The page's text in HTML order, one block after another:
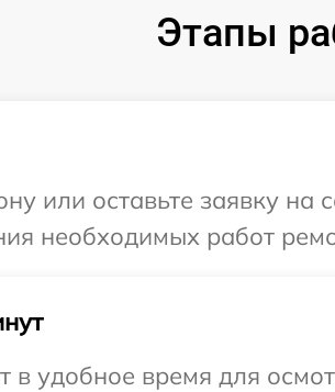
Этапы
или оставьте заявку
необходимых работ
удобное время для